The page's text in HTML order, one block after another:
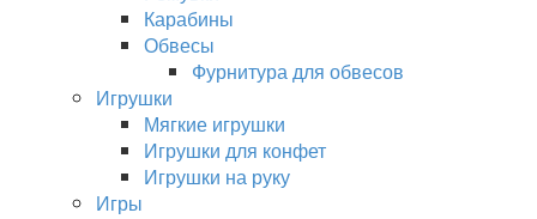
Карабины
Обвесы
Фурнитура для обвесов
Игрушки
Мягкие игрушки
Игрушки для конфет
Игрушки на руку
Игры